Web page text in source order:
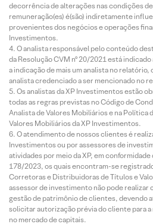
decorrência de alterações nas condições de
remuneração(es) é(são) indiretamente
provenientes dos negócios e operações
Investimentos.
O analista responsável pelo conteúdo
da Resolução CVM nº 20/2021 está
a indicação de mais um analista no
analista credenciado a ser mencionado no
Os analistas da XP Investimentos estão
todas as regras previstas no Código de
Analista de Valores Mobiliários e na Política
Valores Mobiliários da XP Investimentos.
O atendimento de nossos clientes é
Investimentos ou por assessores de
atividades por meio da XP, em conformidade
178/2023, os quais encontram-se
Corretoras e Distribuidoras de Títulos e
assessor de investimento não pode realizar
gestão de patrimônio de clientes, devendo
solicitar autorização prévia do cliente para
no mercado de capitais.